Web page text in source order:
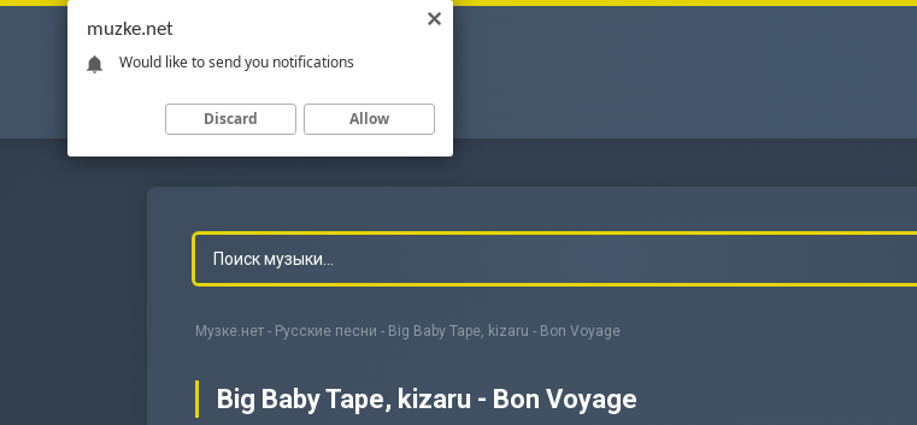
Музке.нет - Русские песни - Big Baby Tape, kizaru - Bon Voyage
Big Baby Tape, kizaru - Bon Voyage
muzke.net
Would like to send you notifications
Discard Allow